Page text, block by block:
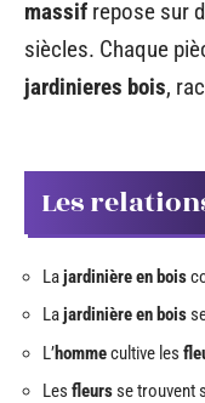
massif repose sur
siècles. Chaque
jardinieres bois,
Les
Lajardinière en bois
Lajardinière en bois
L’hommecultive les
Les fleursse trouvent